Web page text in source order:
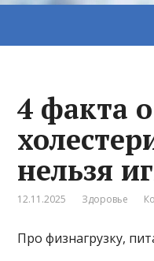
4 факта о
нельзя
12.11.2025 Здоровье
Про физнагрузку,